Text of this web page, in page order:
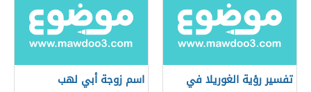
تفسير رؤية الغوريلا في
اسم زوجة أبي لهب